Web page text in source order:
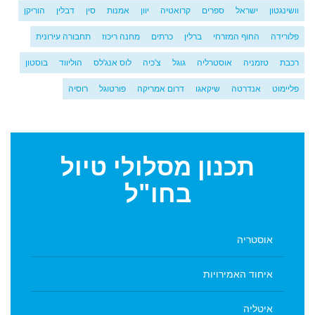
וושינגטון ישראל ספרים קרואטיה יוון אמנות סין דבלין הוריקן
פלורידה החוף המזרחי ברלין כרתים מחנה ריכוז תחבורה עירונית
רכבת טזמניה אוסטרליה גוגל צ'כיה לוס אנג'לס הוליווד בוסטון
פליימוט אנדרטה שיקאגו דרום אמריקה פורטוגל רוסיה
תכנון מסלולי טיול
בחו"ל
אוסטריה
איחוד האמירויות
איטליה